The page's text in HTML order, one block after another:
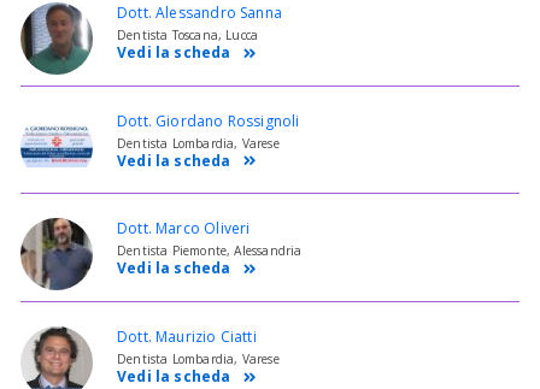
Dott. Alessandro Sanna
Dentista Toscana, Lucca
Vedi la scheda
Dott. Giordano Rossignoli
Dentista Lombardia, Varese
Vedi la scheda
Dott. Marco Oliveri
Dentista Piemonte, Alessandria
Vedi la scheda
Dott. Maurizio Ciatti
Dentista Lombardia, Varese
Vedi la scheda